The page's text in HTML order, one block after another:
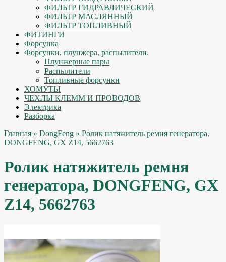
ФИЛЬТР ГИДРАВЛИЧЕСКИЙ
ФИЛЬТР МАСЛЯННЫЙ
ФИЛЬТР ТОПЛИВНЫЙ
ФИТИНГИ
Форсунка
Форсунки, плунжера, распылители.
Плунжерные пары
Распылители
Топливные форсунки
ХОМУТЫ
ЧЕХЛЫ КЛЕММ И ПРОВОДОВ
Электрика
Разборка
Главная » DongFeng » Ролик натяжитель ремня генератора,
DONGFENG, GX Z14, 5662763
Ролик натяжитель ремня
генератора, DONGFENG, GX
Z14, 5662763